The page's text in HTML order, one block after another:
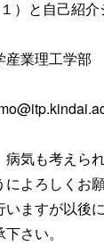
）と自己紹
産業理工学
気も考えら
よろしくお
ますが以後
さい。